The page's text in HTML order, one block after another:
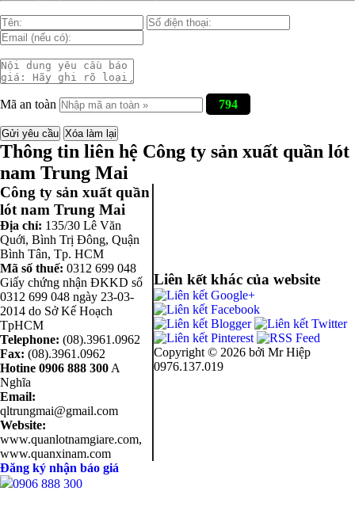
Những mẩu quần lót nam thông dụng hiện nay
Bộ sưu tập quần lót nam Boxer TpHCM
Quần lót nam boxer thun lạnh
Nguyên bộ quần lót nam Boxer thun lạnh giá rẻ
Dễ chịu hơn với quần lót nam giá rẻ vải Cotton 4 chiều
Mã an toàn 794
Thông tin liên hệ Công ty sản xuất quần lót
nam Trung Mai
Công ty sản xuất quần
lót nam Trung Mai
Địa chỉ: 135/30 Lê Văn
Quới, Bình Trị Đông, Quận
Bình Tân, Tp. HCM
Mã số thuế: 0312 699 048
Giấy chứng nhận ĐKKD số
0312 699 048 ngày 23-03-
2014 do Sở Kế Hoạch
TpHCM
Telephone: (08).3961.0962
Fax: (08).3961.0962
Hotine 0906 888 300 A
Nghĩa
Email:
qltrungmai@gmail.com
Website:
www.quanlotnamgiare.com,
www.quanxinam.com
Liên kết khác của website
Copyright © 2026 bởi Mr Hiệp
0976.137.019
Đăng ký nhận báo giá
0906 888 300